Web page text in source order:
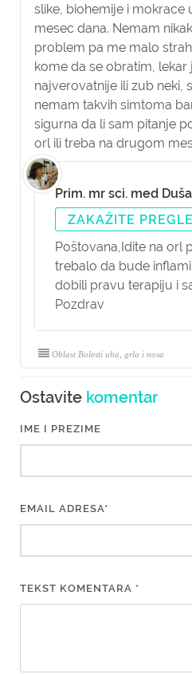
slike, biohemije i mokrace
mesec dana. Nemam
problem pa me malo
kome da se obratim,
najverovatnije ili zub neki,
nemam takvih simtoma
sigurna da li sam pitanje
orl ili treba na drugom
Prim. mr sci. med
ZAKAŽITE
Poštovana,Idite na orl
trebalo da bude
dobili pravu terapiju i
Pozdrav
Oblast Bolesti uha, grla i nosa
Ostavite komentar
IME I PREZIME
EMAIL ADRESA*
TEKST KOMENTARA *